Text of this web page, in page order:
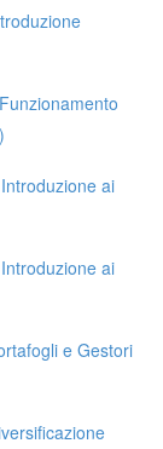
ai
ai
e Gestori